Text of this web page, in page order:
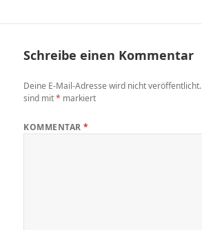
Schreibe einen Kommentar
Deine E-Mail-Adresse wird nicht veröffentlicht.
sind mit* markiert
KOMMENTAR*